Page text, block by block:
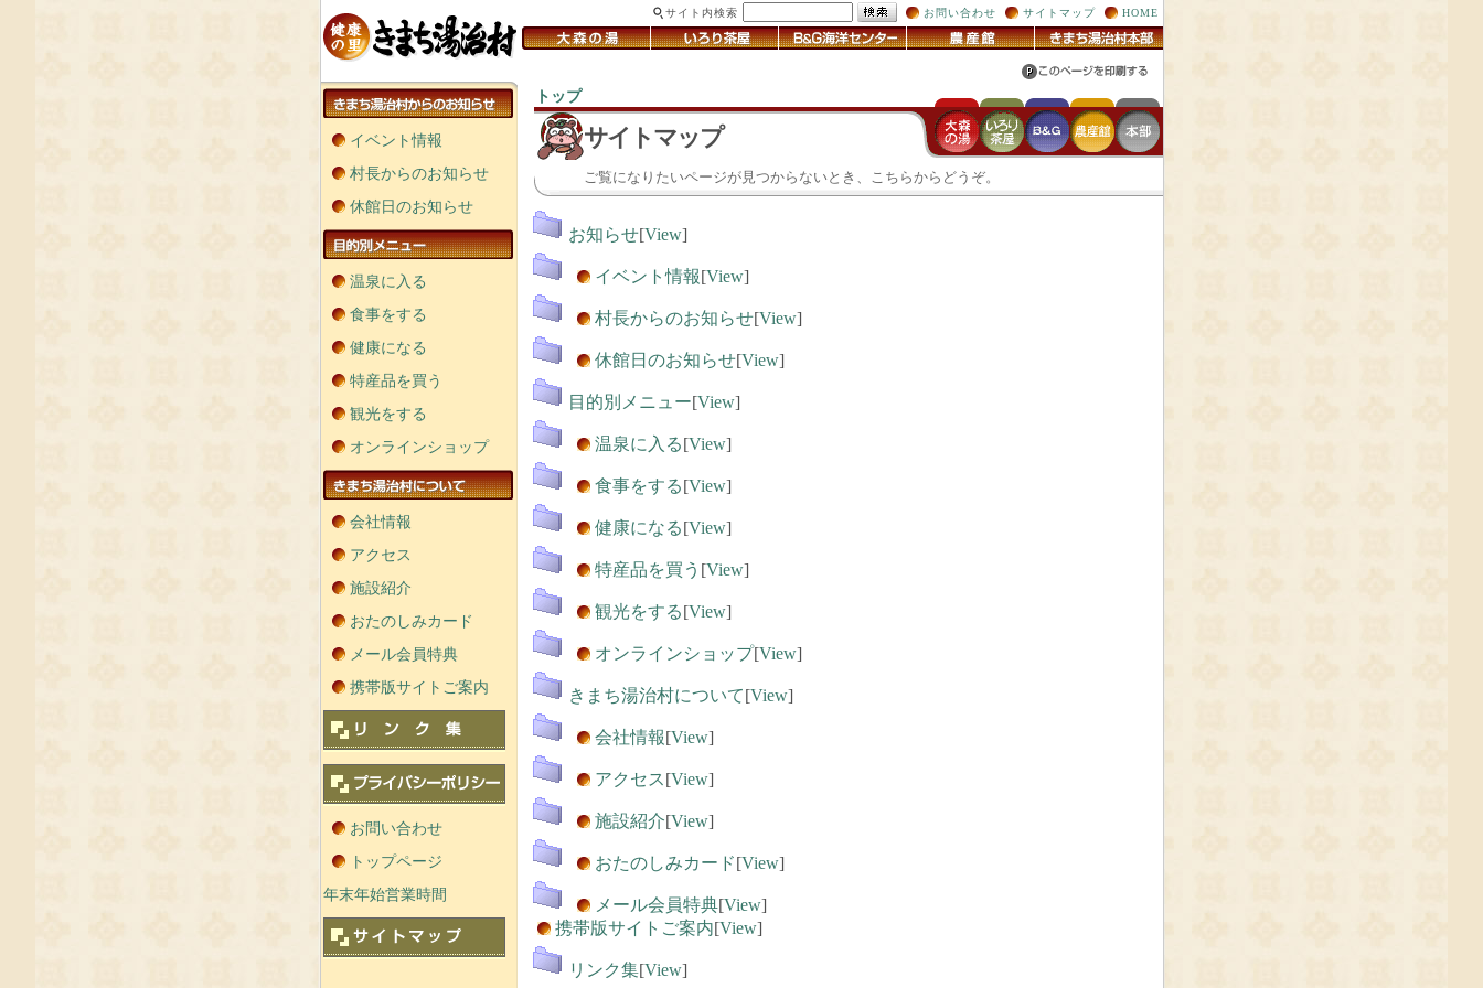
サイト内検索 お問い合わせ サイトマップ HOME
イベント情報
村長からのお知らせ
休館日のお知らせ
温泉に入る
食事をする
健康になる
特産品を買う
観光をする
オンラインショップ
会社情報
アクセス
施設紹介
おたのしみカード
メール会員特典
携帯版サイトご案内
お問い合わせ
トップページ
年末年始営業時間
トップ
サイトマップ
ご覧になりたいページが見つからないとき、こちらからどうぞ。
お知らせ[View]
イベント情報[View]
村長からのお知らせ[View]
休館日のお知らせ[View]
目的別メニュー[View]
温泉に入る[View]
食事をする[View]
健康になる[View]
特産品を買う [View]
観光をする[View]
オンラインショップ[View]
きまち湯治村について[View]
会社情報[View]
アクセス[View]
施設紹介[View]
おたのしみカード[View]
メール会員特典[View]
携帯版サイトご案内[View]
リンク集[View]